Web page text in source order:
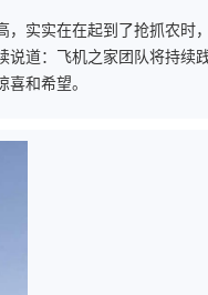
实实在在起到了抢抓农时
道：飞机之家团队将持续
和希望。